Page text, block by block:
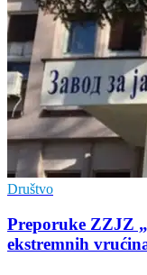
Društvo
Preporuke ZZJZ
ekstremnih